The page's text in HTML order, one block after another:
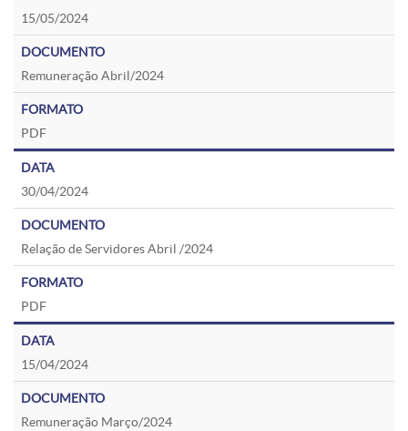
15/05/2024
Remuneração Abril/2024
PDF
30/04/2024
Relação de Servidores Abril /2024
PDF
15/04/2024
Remuneração Março/2024